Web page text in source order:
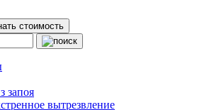
стоимость
запоя
вытрезвление